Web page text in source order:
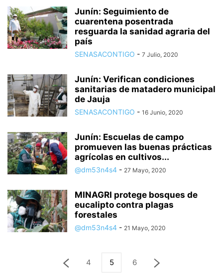
Junín: Seguimiento de
cuarentena posentrada
resguarda la sanidad agraria del
país
SENASACONTIGO - 7 Julio, 2020
Junín: Verifican condiciones
sanitarias de matadero municipal
de Jauja
SENASACONTIGO - 16 Junio, 2020
Junín: Escuelas de campo
promueven las buenas prácticas
agrícolas en cultivos...
@dm53n4s4 - 27 Mayo, 2020
MINAGRI protege bosques de
eucalipto contra plagas
forestales
@dm53n4s4 - 21 Mayo, 2020
4 5 6